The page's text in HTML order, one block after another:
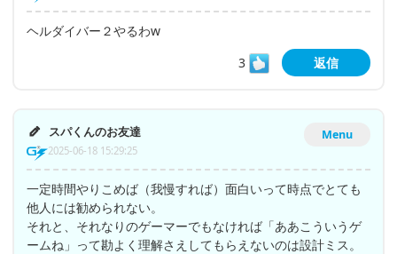
ヘルダイバー２やるわw
3
返信
Menu
スパくんのお友達
2025-06-18 15:29:25
一定時間やりこめば（我慢すれば）面白いって時点でとても
他人には勧められない。
それと、それなりのゲーマーでもなければ「ああこういうゲ
ームね」って勘よく理解さえしてもらえないのは設計ミス。